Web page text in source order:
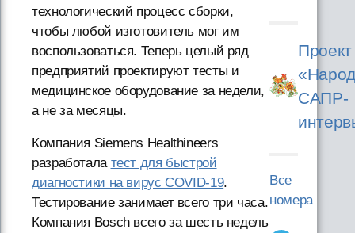
технологический процесс сборки,
чтобы любой изготовитель мог им
воспользоваться. Теперь целый ряд
предприятий проектируют тесты и
медицинское оборудование за недели,
а не за месяцы.
Компания Siemens Healthineers
разработала тест для быстрой
диагностики на вирус COVID-19.
Тестирование занимает всего три часа.
Компания Bosch всего за шесть недель
Проект
САПР-
Все
номера